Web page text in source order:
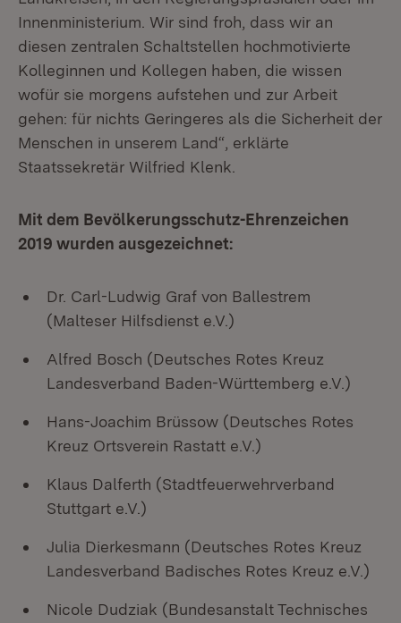
Innenministerium. Wir sind froh, dass wir an
diesen zentralen Schaltstellen hochmotivierte
Kolleginnen und Kollegen haben, die wissen
wofür sie morgens aufstehen und zur Arbeit
gehen: für nichts Geringeres als die Sicherheit der
Menschen in unserem Land“, erklärte
Staatssekretär Wilfried Klenk.
Mit dem Bevölkerungsschutz-Ehrenzeichen
2019 wurden ausgezeichnet:
Dr. Carl-Ludwig Graf von Ballestrem
(Malteser Hilfsdienst e.V.)
Alfred Bosch (Deutsches Rotes Kreuz
Landesverband Baden-Württemberg e.V.)
Hans-Joachim Brüssow (Deutsches Rotes
Kreuz Ortsverein Rastatt e.V.)
Klaus Dalferth (Stadtfeuerwehrverband
Stuttgart e.V.)
Julia Dierkesmann​​​​​​​ (Deutsches Rotes Kreuz
Landesverband Badisches Rotes Kreuz e.V.)
Nicole Dudziak​​​​​​​ (Bundesanstalt Technisches